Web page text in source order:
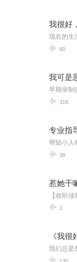
60
我可是
318
专业指
38
惹她干
2